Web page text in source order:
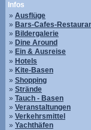
Infos
» Ausflüge
» Bars-Cafes-
» Bildergalerie
» Dine Around
» Ein & Ausreise
» Hotels
» Kite-Basen
» Shopping
» Strände
» Tauch - Basen
» Veranstaltungen
» Verkehrsmittel
» Yachthäfen